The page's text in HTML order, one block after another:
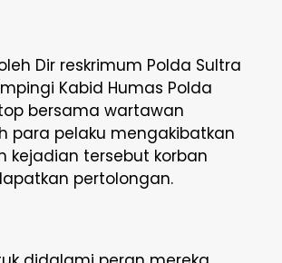
Dir reskrimum Polda Sultra
Kabid Humas Polda
bersama wartawan
para pelaku mengakibatkan
kejadian tersebut korban
pertolongan.